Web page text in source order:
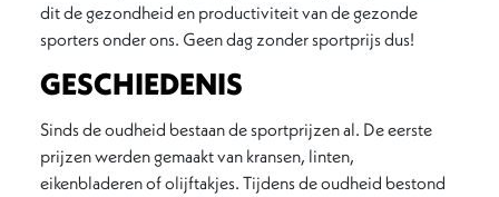
dit de gezondheid en productiviteit van de gezonde
sporters onder ons. Geen dag zonder sportprijs dus!
GESCHIEDENIS
Sinds de oudheid bestaan de sportprijzen al. De eerste
prijzen werden gemaakt van kransen, linten,
eikenbladeren of olijftakjes. Tijdens de oudheid bestond